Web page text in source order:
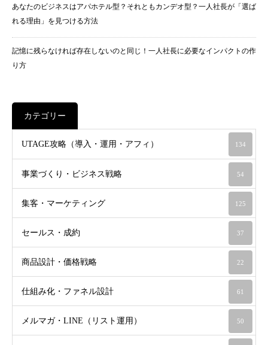
あなたのビジネスはアパホテル型？それともカンデオ型？一人社長が「選ば
れる理由」を見つける方法
記憶に残らなければ存在しないのと同じ！一人社長に必要なインパクトの作
り方
カテゴリー
UTAGE攻略（導入・運用・アフィ） 134
事業づくり・ビジネス戦略 54
集客・マーケティング 125
セールス・成約 37
商品設計・価格戦略 22
仕組み化・ファネル設計 61
メルマガ・LINE（リスト運用） 50